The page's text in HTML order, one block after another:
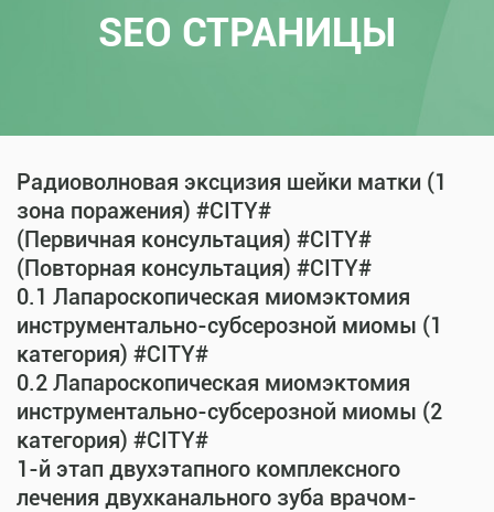
SEO СТРАНИЦЫ
Радиоволновая эксцизия шейки матки (1
зона поражения) #CITY#
(Первичная консультация) #CITY#
(Повторная консультация) #CITY#
0.1 Лапароскопическая миомэктомия
инструментально-субсерозной миомы (1
категория) #CITY#
0.2 Лапароскопическая миомэктомия
инструментально-субсерозной миомы (2
категория) #CITY#
1-й этап двухэтапного комплексного
лечения двухканального зуба врачом-